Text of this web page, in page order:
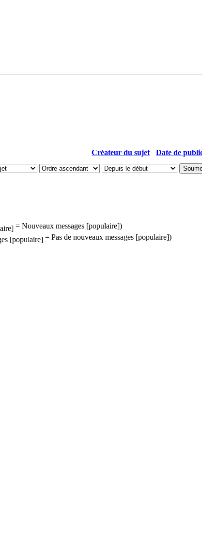
Créateur du sujet Date de
= Nouveaux messages [populaire])
= Pas de nouveaux messages [populaire])